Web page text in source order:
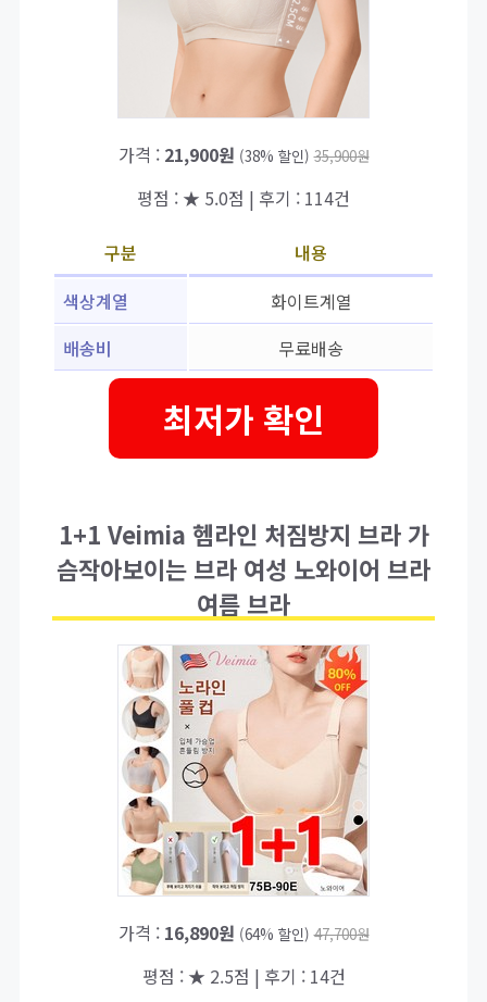
가격 : 21,900원 (38% 할인) 35,900원
평점 : ★ 5.0점 | 후기 : 114건
구분
내용
색상계열
화이트계열
배송비
무료배송
최저가 확인
1+1 Veimia 헴라인 처짐방지 브라 가
슴작아보이는 브라 여성 노와이어 브라
여름 브라
가격 : 16,890원 (64% 할인) 47,700원
평점 : ★ 2.5점 | 후기 : 14건